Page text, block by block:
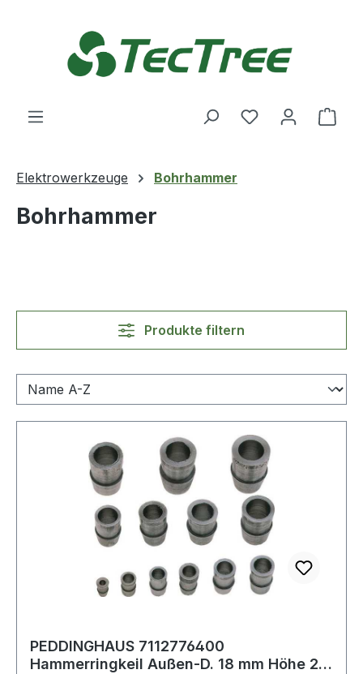
Du hast 0
Elektrowerkzeuge Bohrhammer
Bohrhammer
Produkte filtern
PEDDINGHAUS 7112776400
Hammerringkeil Außen-D. 18 mm Höhe 25